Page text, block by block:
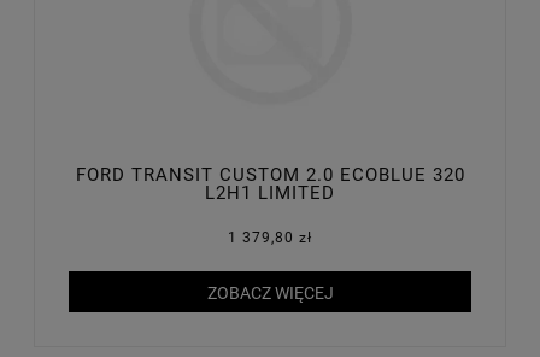
FORD TRANSIT CUSTOM 2.0 ECOBLUE 320
L2H1 LIMITED
1 379,80 zł
ZOBACZ WIĘCEJ